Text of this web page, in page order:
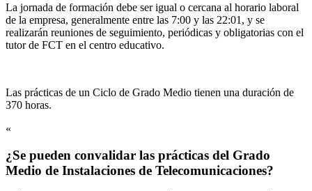
La jornada de formación debe ser igual o cercana al horario laboral
de la empresa, generalmente entre las 7:00 y las 22:01, y se
realizarán reuniones de seguimiento, periódicas y obligatorias con el
tutor de FCT en el centro educativo.
Las prácticas de un Ciclo de Grado Medio tienen una duración de
370 horas.
«
¿Se pueden convalidar las prácticas del Grado
Medio de Instalaciones de Telecomunicaciones?